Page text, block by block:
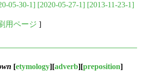
05-30-1] [2020-05-27-1] [2013-11-23-1]
用ページ ]
[etymology][adverb][preposition]